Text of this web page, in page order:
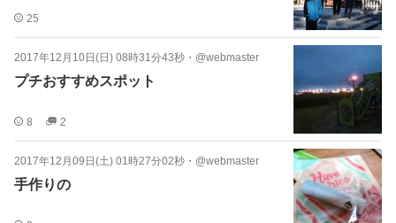
25
2017年12月10日(日) 08時31分43秒 ・ @webmaster
プチおすすめスポット
8 2
2017年12月09日(土) 01時27分02秒 ・ @webmaster
手作りの